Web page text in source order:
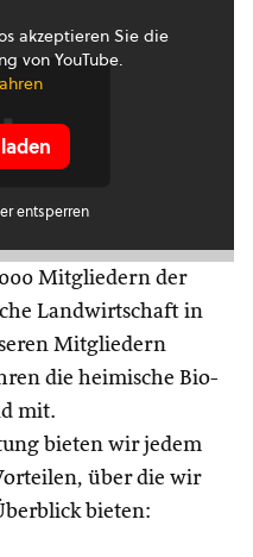
akzeptieren Sie die
von YouTube.
entsperren
Mitgliedern der
Landwirtschaft in
Mitgliedern
die heimische Bio-
mit.
bieten wir jedem
über die wir
bieten: